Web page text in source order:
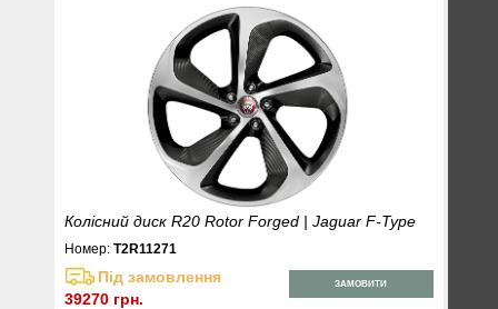
Колісний диск R20 Rotor Forged | Jaguar F-Type
Номер:T2R11271
Під замовлення
39270 грн.
ЗАМОВИТИ